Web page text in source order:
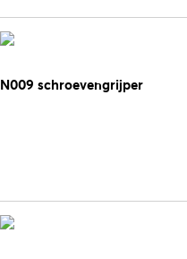
N009 schroevengrijper